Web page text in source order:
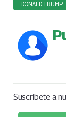
DONALD TRUMP
Suscríbete a